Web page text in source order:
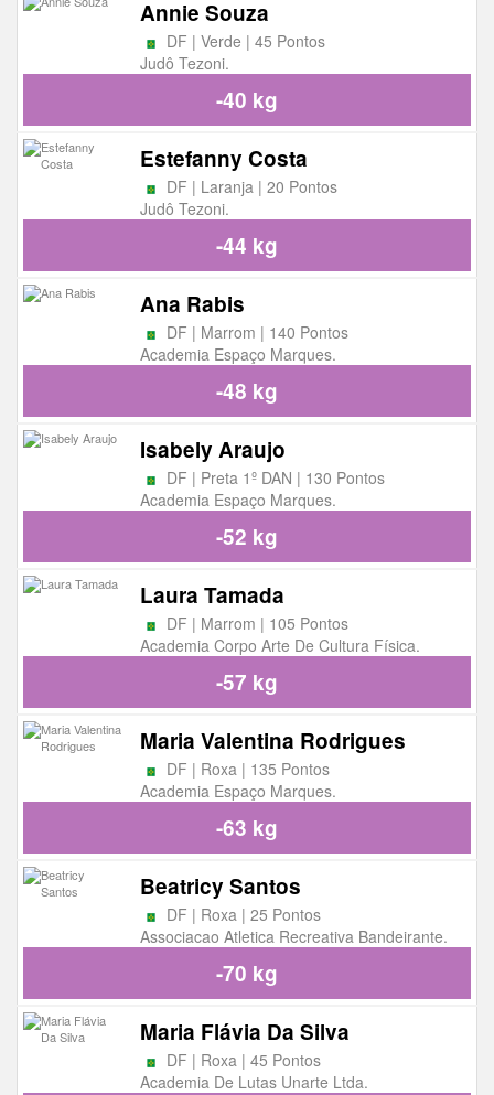
Annie Souza
DF | Verde | 45 Pontos
Judô Tezoni.
-40 kg
Estefanny Costa
DF | Laranja | 20 Pontos
Judô Tezoni.
-44 kg
Ana Rabis
DF | Marrom | 140 Pontos
Academia Espaço Marques.
-48 kg
Isabely Araujo
DF | Preta 1º DAN | 130 Pontos
Academia Espaço Marques.
-52 kg
Laura Tamada
DF | Marrom | 105 Pontos
Academia Corpo Arte De Cultura Física.
-57 kg
Maria Valentina Rodrigues
DF | Roxa | 135 Pontos
Academia Espaço Marques.
-63 kg
Beatricy Santos
DF | Roxa | 25 Pontos
Associacao Atletica Recreativa Bandeirante.
-70 kg
Maria Flávia Da Silva
DF | Roxa | 45 Pontos
Academia De Lutas Unarte Ltda.